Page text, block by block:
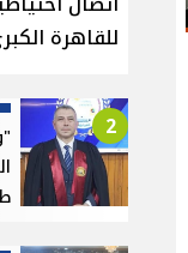
للقاهرة
2